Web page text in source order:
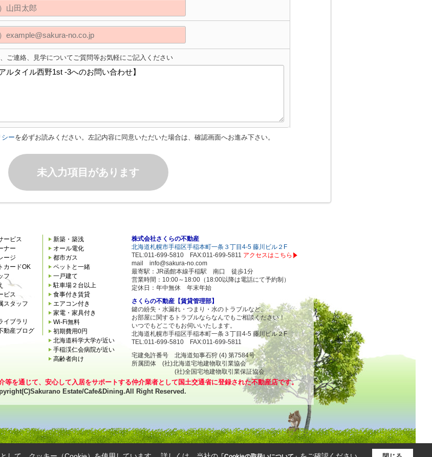
ご連絡、見学についてご質問等お気軽にご記入ください
ーを必ずお読みください。左記内容に同意いただいた場合は、確認画面へお進み下さい。
未入力項目があります
ービス
ナー
ージ
カードOK
フ
ビス
スタッフ
イブラリ
動産ブログ
新築・築浅
オール電化
都市ガス
ペットと一緒
一戸建て
駐車場２台以上
食事付き賃貸
エアコン付き
家電・家具付き
Wi-Fi無料
初期費用0円
北海道科学大学が近い
手稲渓仁会病院が近い
高齢者向け
株式会社さくらの不動産
北海道札幌市手稲区手稲本町一条３丁目4-5 藤川ビル２F
TEL:011-699-5810 FAX:011-699-5811 アクセスはこちら
mail info@sakura-no.com
最寄駅：JR函館本線手稲駅 南口 徒歩1分
営業時間：10:00～18:00（18:00以降は電話にて予約制）
定休日：年中無休 年末年始
さくらの不動産【賃貸管理部】
鍵の紛失・水漏れ・つまり・水のトラブルなど、
お部屋に関するトラブルならなんでもご相談ください！
いつでもどこでもお伺いいたします。
北海道札幌市手稲区手稲本町一条３丁目4-5 藤川ビル２F
TEL:011-699-5810 FAX:011-699-5811
宅建免許番号 北海道知事石狩 (4) 第7584号
所属団体 (社)北海道宅地建物取引業協会
(社)全国宅地建物取引業保証協会
等を通じて、安心して入居をサポートする仲介業者として国土交通省に登録された不動産店です。
Estate/Cafe&Dining.All Right Reserved.